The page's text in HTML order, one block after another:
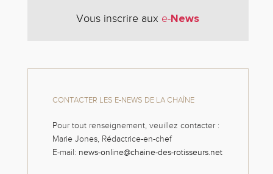
Vous inscrire aux e-News
CONTACTER LES E-NEWS DE LA CHAÎNE
Pour tout renseignement, veuillez contacter :
Marie Jones, Rédactrice-en-chef
E-mail: news-online@chaine-des-rotisseurs.net